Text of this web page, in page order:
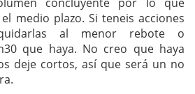
medio plazo. Si teneis acciones
al menor rebote o
que haya. No creo que haya
deje cortos, así que será un no